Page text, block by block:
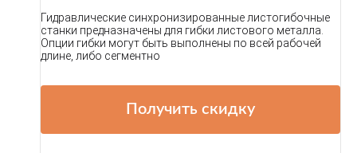
Гидравлические синхронизированные листогибочные
станки предназначены для гибки листового металла.
Опции гибки могут быть выполнены по всей рабочей
длине, либо сегментно
Получить скидку